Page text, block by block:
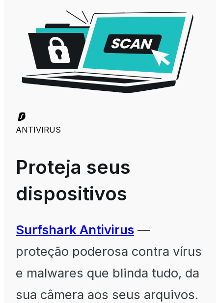
ANTIVIRUS
Proteja seus
dispositivos
Surfshark Antivirus—
proteção poderosa contra vírus
e malwares que blinda tudo, da
sua câmera aos seus arquivos.